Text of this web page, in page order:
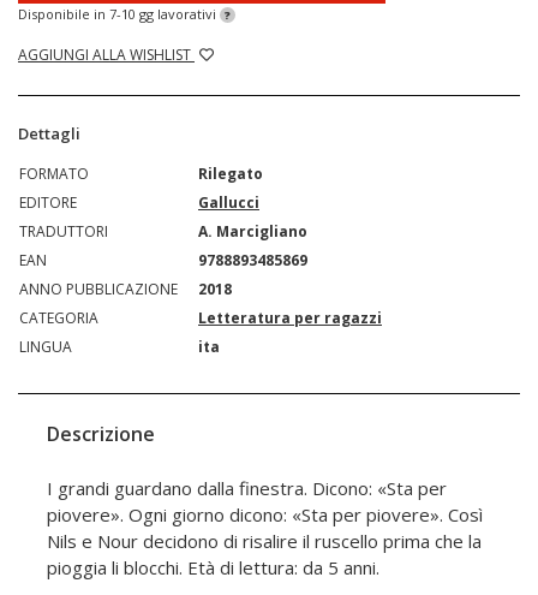
Disponibile in 7-10 gg lavorativi ?
AGGIUNGI ALLA WISHLIST
Dettagli
FORMATO
Rilegato
EDITORE
Gallucci
TRADUTTORI
A. Marcigliano
EAN
9788893485869
ANNO PUBBLICAZIONE
2018
CATEGORIA
Letteratura per ragazzi
LINGUA
ita
Descrizione
I grandi guardano dalla finestra. Dicono: «Sta per
piovere». Ogni giorno dicono: «Sta per piovere». Così
Nils e Nour decidono di risalire il ruscello prima che la
pioggia li blocchi. Età di lettura: da 5 anni.